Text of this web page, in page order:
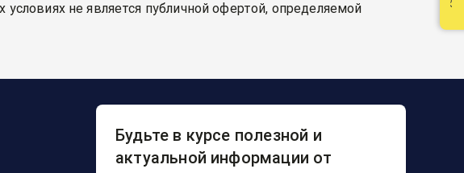
не является публичной офертой, определяемой
Будьте в курсе полезной и
актуальной информации от